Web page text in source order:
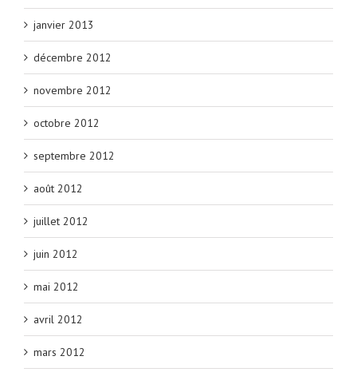
janvier 2013
décembre 2012
novembre 2012
octobre 2012
septembre 2012
août 2012
juillet 2012
juin 2012
mai 2012
avril 2012
mars 2012